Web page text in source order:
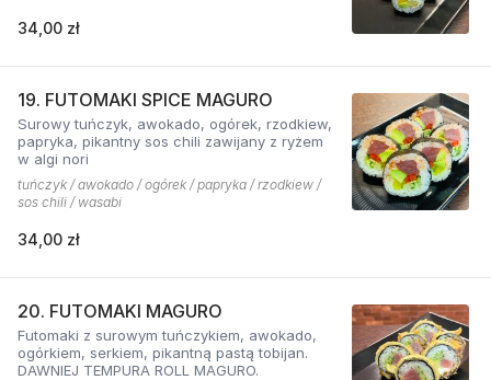
34,00 zł
19. FUTOMAKI SPICE MAGURO
Surowy tuńczyk, awokado, ogórek, rzodkiew,
papryka, pikantny sos chili zawijany z ryżem
w algi nori
tuńczyk / awokado / ogórek / papryka / rzodkiew /
sos chili / wasabi
34,00 zł
20. FUTOMAKI MAGURO
Futomaki z surowym tuńczykiem, awokado,
ogórkiem, serkiem, pikantną pastą tobijan.
DAWNIEJ TEMPURA ROLL MAGURO.